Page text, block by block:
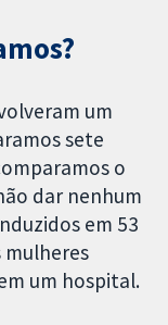
um
sete
o
dar nenhum
em 53
mulheres
um hospital.